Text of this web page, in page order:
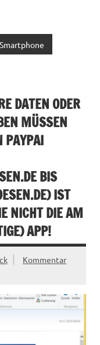
Smartphone
DATEN ODER
MÜSSEN
PAYPAI
BIS
) IST
NICHT DIE AM
APP!
Kommentar